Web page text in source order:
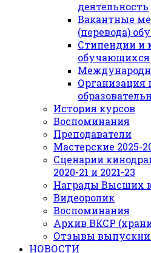
деятельность
Вакантные
(перевода)
Стипендии и
обучающихся
Организация
История курсов
Воспоминания
Преподаватели
Мастерские 2025-
Сценарии
2020-21 и 2021-23
Награды Высших
Видеоролик
Воспоминания
Архив ВКСР
Отзывы
НОВОСТИ